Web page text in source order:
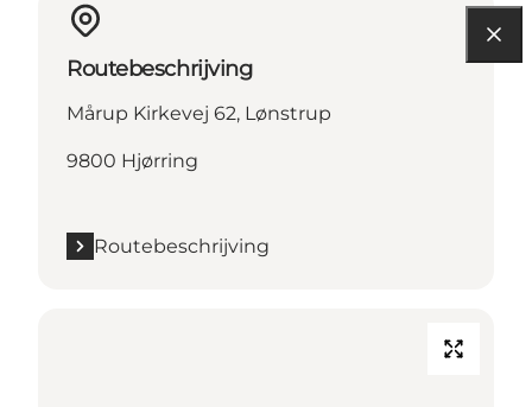
Routebeschrijving
Mårup Kirkevej 62, Lønstrup
9800 Hjørring
Routebeschrijving